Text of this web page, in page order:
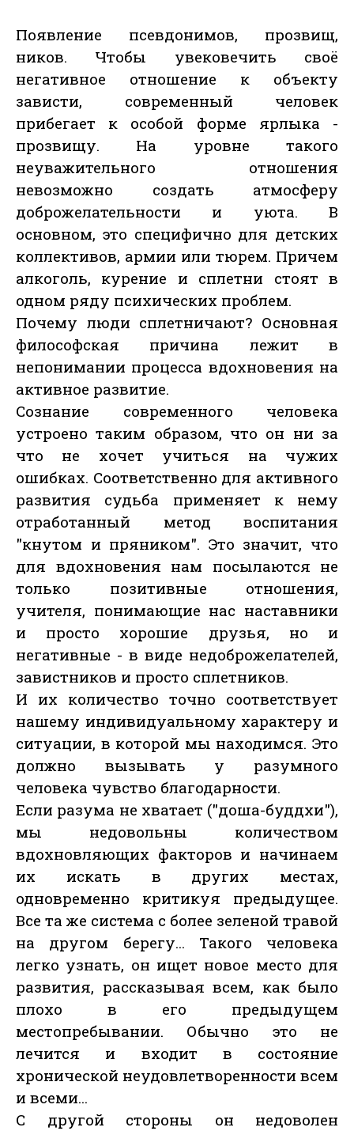
Появление псевдонимов, прозвищ,
ников. Чтобы увековечить своё
негативное отношение к объекту
зависти, современный человек
прибегает к особой форме ярлыка -
прозвищу. На уровне такого
неуважительного отношения
невозможно создать атмосферу
доброжелательности и уюта. В
основном, это специфично для детских
коллективов, армии или тюрем. Причем
алкоголь, курение и сплетни стоят в
одном ряду психических проблем.
Почему люди сплетничают? Основная
философская причина лежит в
непонимании процесса вдохновения на
активное развитие.
Сознание современного человека
устроено таким образом, что он ни за
что не хочет учиться на чужих
ошибках. Соответственно для активного
развития судьба применяет к нему
отработанный метод воспитания
"кнутом и пряником". Это значит, что
для вдохновения нам посылаются не
только позитивные отношения,
учителя, понимающие нас наставники
и просто хорошие друзья, но и
негативные - в виде недоброжелателей,
завистников и просто сплетников.
И их количество точно соответствует
нашему индивидуальному характеру и
ситуации, в которой мы находимся. Это
должно вызывать у разумного
человека чувство благодарности.
Если разума не хватает ("доша-буддхи"),
мы недовольны количеством
вдохновляющих факторов и начинаем
их искать в других местах,
одновременно критикуя предыдущее.
Все та же система с более зеленой травой
на другом берегу... Такого человека
легко узнать, он ищет новое место для
развития, рассказывая всем, как было
плохо в его предыдущем
местопребывании. Обычно это не
лечится и входит в состояние
хронической неудовлетворенности всем
и всеми...
С другой стороны он недоволен